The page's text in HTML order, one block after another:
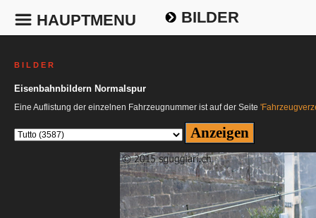
HAUPTMENU BILDER
B I L D E R
Eisenbahnbildern Normalspur
Eine Auflistung der einzelnen Fahrzeugnummer ist auf der Seite